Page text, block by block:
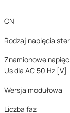
CN
Rodzaj napięcia
Znamionowe
Us dla AC 50 Hz [V]
Wersja modułowa
Liczba faz